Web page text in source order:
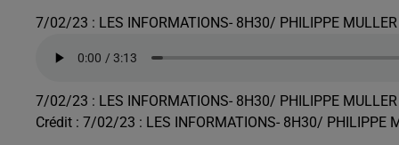
7/02/23 : LES INFORMATIONS- 8H30/ PHILIPPE MULLER
7/02/23 : LES INFORMATIONS- 8H30/ PHILIPPE MULLER
Crédit : 7/02/23 : LES INFORMATIONS- 8H30/ PHILIPPE